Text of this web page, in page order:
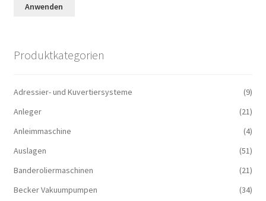
Anwenden
Produktkategorien
Adressier- und Kuvertiersysteme
(9)
Anleger
(21)
Anleimmaschine
(4)
Auslagen
(51)
Banderoliermaschinen
(21)
Becker Vakuumpumpen
(34)